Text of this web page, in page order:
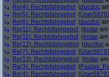
Re(4): Rechtsfahrgebot (ducduc
Re(5): Rechtsfahrgebot (
Re(6): Rechtsfahrgebot (ducduc
Re(11): Rechtsfahrgebot ( Instar
Re(11): Rechtsfahrgebot ( Instar
Re(12): Rechtsfahrgebot (ducduc
Re(7): Rechtsfahrgebot (
Re(13): Rechtsfahrgebot ( Instar
Re(3): Rechtsfahrgebot (
Re(4): Rechtsfahrgebot (